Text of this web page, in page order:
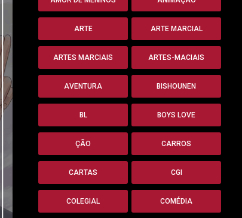
ARTE ARTE MARCIAL
ARTES MARCIAIS ARTES-MACIAIS
AVENTURA BISHOUNEN
BL BOYS LOVE
ÇÃO CARROS
CARTAS CGI
COLEGIAL COMÉDIA